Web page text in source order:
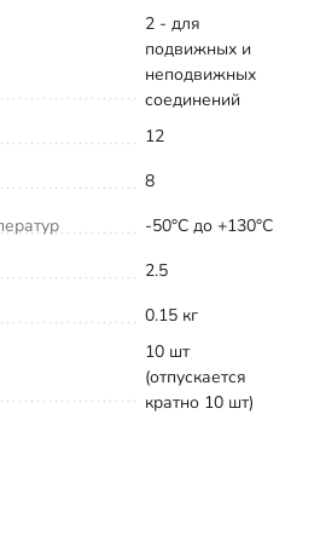
2 - для
подвижных и
неподвижных
соединений
12
8
-50°С до +130°С
2.5
0.15 кг
10 шт
(отпускается
кратно 10 шт)